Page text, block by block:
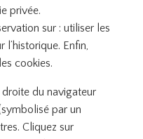
privée.
sur : utiliser les
Enfin,
cookies.
droite du navigateur
par un
Cliquez sur